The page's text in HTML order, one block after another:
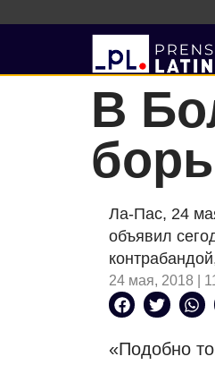
В
Ла-Пас, 24
объявил
24 мая, 2018 |
«Подобно